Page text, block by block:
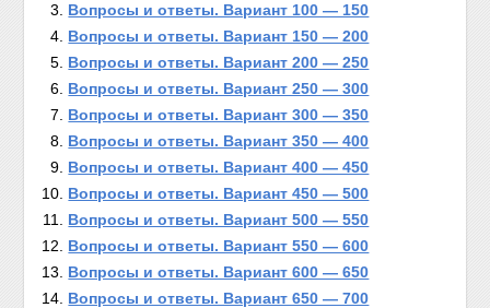
Вопросы и ответы. Вариант 100 — 150
Вопросы и ответы. Вариант 150 — 200
Вопросы и ответы. Вариант 200 — 250
Вопросы и ответы. Вариант 250 — 300
Вопросы и ответы. Вариант 300 — 350
Вопросы и ответы. Вариант 350 — 400
Вопросы и ответы. Вариант 400 — 450
Вопросы и ответы. Вариант 450 — 500
Вопросы и ответы. Вариант 500 — 550
Вопросы и ответы. Вариант 550 — 600
Вопросы и ответы. Вариант 600 — 650
Вопросы и ответы. Вариант 650 — 700